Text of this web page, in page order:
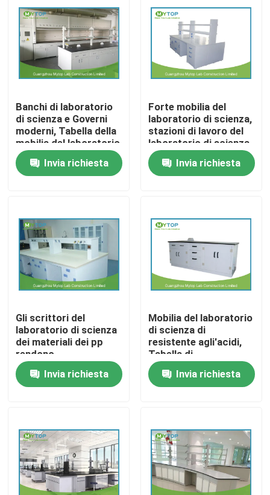
Casa
Contatti
Prodotti
Mobilia del laboratorio dell'università
Mobilia del laboratorio dell'ospedale
Mobilia del laboratorio del metallo
cappa di laboratorio
Banchi di laboratorio
di scienza e Governi
moderni, Tabella della
mobilia del laboratorio
della scuola
Invia richiesta
Forte mobilia del
laboratorio di scienza,
stazioni di lavoro del
laboratorio di scienza
per il dipartimento di
ricercaInvia richiesta
Gli scrittori del
laboratorio di scienza
dei materiali dei pp
rendono
incombustibile/la
macchia della mobilia
laboratorio di chimica
Invia richiesta
Mobilia del laboratorio
di scienza di
resistente agli'acidi,
Tabella di
funzionamento del
laboratorio di chimica
dei pp
Invia richiesta